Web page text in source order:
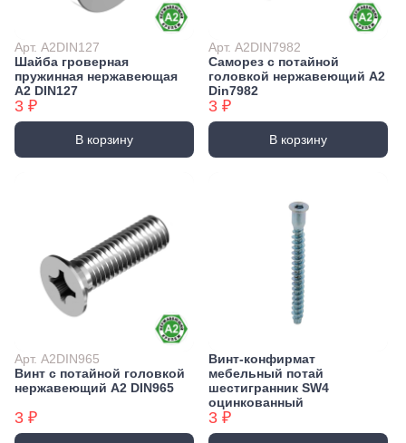
Арт. А2DIN127
Шайба гроверная
пружинная нержавеющая
А2 DIN127
3 ₽
В корзину
Арт. А2DIN7982
Саморез с потайной
головкой нержавеющий А2
Din7982
3 ₽
В корзину
Арт. А2DIN965
Винт с потайной головкой
нержавеющий А2 DIN965
3 ₽
Винт-конфирмат
мебельный потай
шестигранник SW4
оцинкованный
3 ₽